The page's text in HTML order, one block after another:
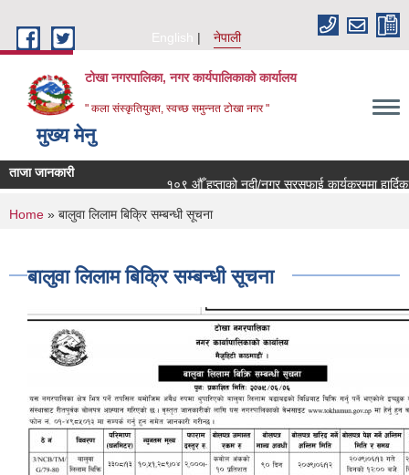
English
नेपाली
टोखा नगरपालिका, नगर कार्यपालिकाको कार्यालय
" कला संस्कृतियुक्त, स्वच्छ समुन्‍नत टोखा नगर "
मुख्य मेनु
ताजा जानकारी
१०९ औँ हप्ताको नदी/नगर सरसफाई कार्यक्रममा हार्दिक
You are here
Home » बालुवा लिलाम बिक्रि सम्बन्धी सूचना
बालुवा लिलाम बिक्रि सम्बन्धी सूचना